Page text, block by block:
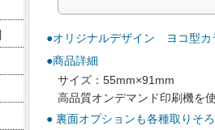
●オリジナルデザイン ヨコ型カ
●商品詳細
サイズ：55mm×91mm
高品質オンデマンド印刷機を
● 裏面オプションも各種取りそ